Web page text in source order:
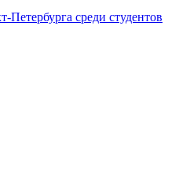
Петербурга среди студентов